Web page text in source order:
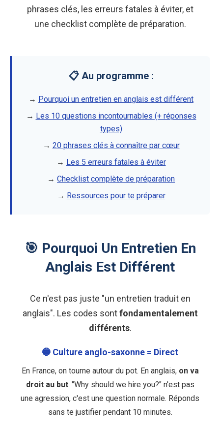
phrases clés, les erreurs fatales à éviter, et
une checklist complète de préparation.
📋 Au programme :
→ Pourquoi un entretien en anglais est différent
→ Les 10 questions incontournables (+ réponses
types)
→ 20 phrases clés à connaître par cœur
→ Les 5 erreurs fatales à éviter
→ Checklist complète de préparation
→ Ressources pour te préparer
🎯 Pourquoi Un Entretien En
Anglais Est Différent
Ce n'est pas juste "un entretien traduit en
anglais". Les codes sontfondamentalement
différents.
🔵 Culture anglo-saxonne = Direct
En France, on tourne autour du pot. En anglais, on va
droit au but. "Why should we hire you?" n'est pas
une agression, c'est une question normale. Réponds
sans te justifier pendant 10 minutes.